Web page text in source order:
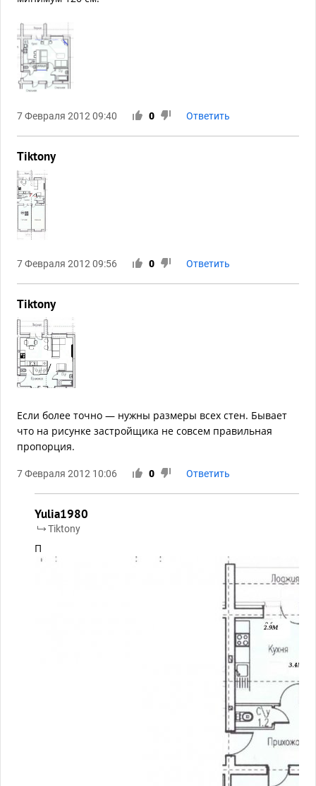
7 Февраля 2012 09:40 0 Ответить
Tiktony
7 Февраля 2012 09:56 0 Ответить
Tiktony
Если более точно — нужны размеры всех стен. Бывает
что на рисунке застройщика не совсем правильная
пропорция.
7 Февраля 2012 10:06 0 Ответить
Yulia1980
Tiktony
П